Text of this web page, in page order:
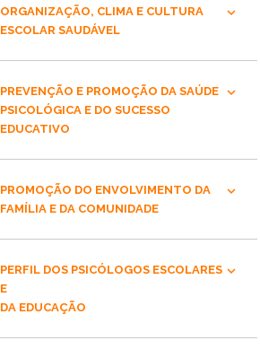
ORGANIZAÇÃO, CLIMA E CULTURA
ESCOLAR SAUDÁVEL
PREVENÇÃO E PROMOÇÃO DA SAÚDE
PSICOLÓGICA E DO SUCESSO
EDUCATIVO
PROMOÇÃO DO ENVOLVIMENTO DA
FAMÍLIA E DA COMUNIDADE
PERFIL DOS PSICÓLOGOS ESCOLARES
E
DA EDUCAÇÃO